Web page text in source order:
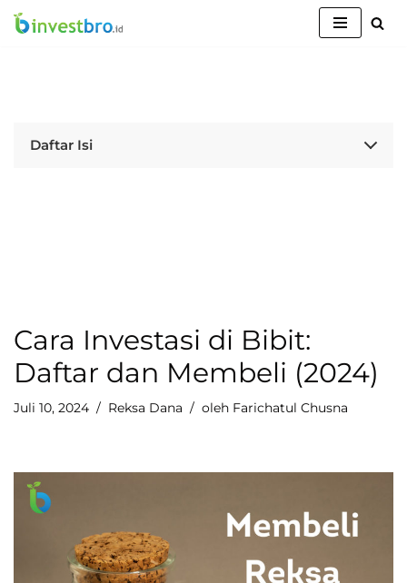
Daftar Isi
Cara Investasi di Bibit:
Daftar dan Membeli (2024)
Juli 10, 2024 Reksa Dana oleh Farichatul Chusna